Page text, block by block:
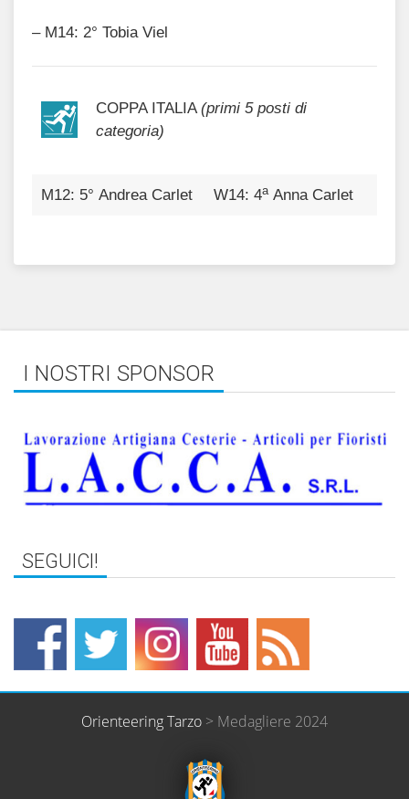
– M14: 2° Tobia Viel
COPPA ITALIA(primi 5 posti di
categoria)
M12: 5° Andrea Carlet W14: 4aAnna Carlet
I NOSTRI SPONSOR
Orienteering Tarzo > Medagliere 2024